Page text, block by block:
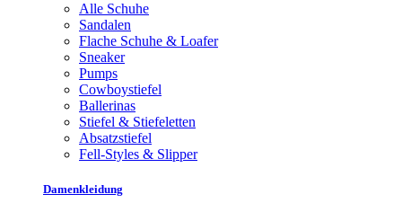
Alle Schuhe
Sandalen
Flache Schuhe & Loafer
Sneaker
Pumps
Cowboystiefel
Ballerinas
Stiefel & Stiefeletten
Absatzstiefel
Fell-Styles & Slipper
Damenkleidung